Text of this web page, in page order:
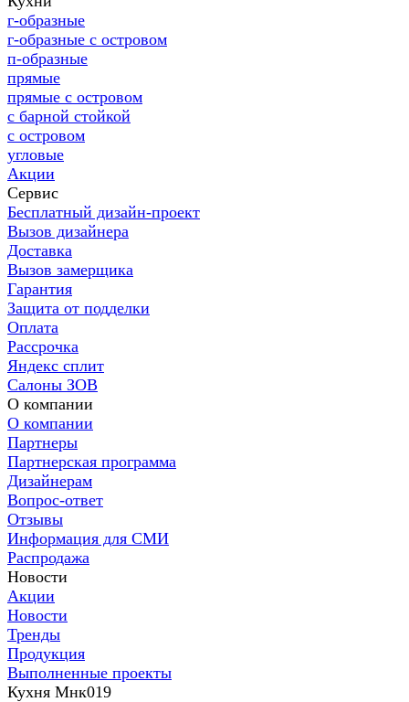
г-образные
г-образные с островом
п-образные
прямые
прямые с островом
с барной стойкой
с островом
угловые
Акции
Сервис
Бесплатный дизайн-проект
Вызов дизайнера
Доставка
Вызов замерщика
Гарантия
Защита от подделки
Оплата
Рассрочка
Яндекс сплит
Салоны ЗОВ
О компании
О компании
Партнеры
Партнерская программа
Дизайнерам
Вопрос-ответ
Отзывы
Информация для СМИ
Распродажа
Новости
Акции
Новости
Тренды
Продукция
Выполненные проекты
Кухня Мнк019